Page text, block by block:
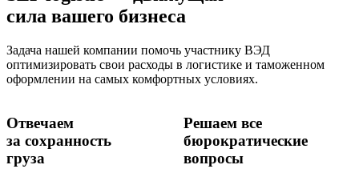
сила вашего бизнеса
Задача нашей компании помочь участнику ВЭД
оптимизировать свои расходы в логистике и таможенном
оформлении на самых комфортных условиях.
Отвечаем
за сохранность
груза
Решаем все
бюрократические
вопросы